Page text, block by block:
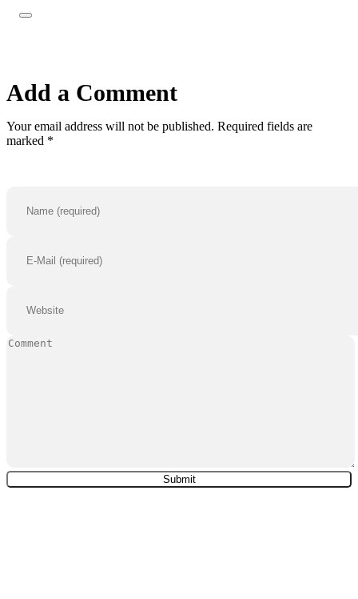
Add a Comment
Your email address will not be published. Required fields are
marked *